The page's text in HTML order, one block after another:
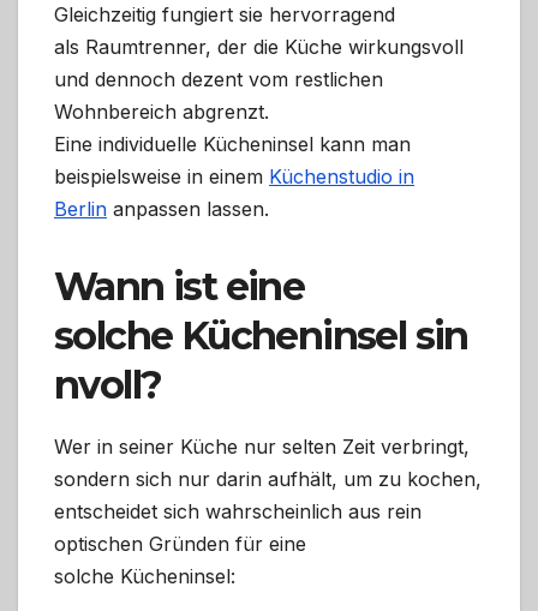
Gleichzeitig fungiert sie hervorragend
als Raumtrenner, der die Küche wirkungsvoll
und dennoch dezent vom restlichen
Wohnbereich abgrenzt.
Eine individuelle Kücheninsel kann man
beispielsweise in einem Küchenstudio in
Berlin anpassen lassen.
Wann ist eine
solche Kücheninsel sin
nvoll?
Wer in seiner Küche nur selten Zeit verbringt,
sondern sich nur darin aufhält, um zu kochen,
entscheidet sich wahrscheinlich aus rein
optischen Gründen für eine
solche Kücheninsel: